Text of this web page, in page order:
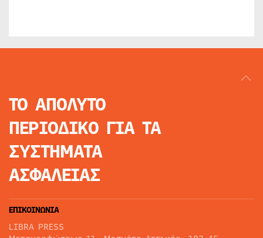
ΤΟ ΑΠΟΛΥΤΟ
ΠΕΡΙΟΔΙΚΟ ΓΙΑ ΤΑ
ΣΥΣΤΗΜΑΤΑ
ΑΣΦΑΛΕΙΑΣ
ΕΠΙΚΟΙΝΩΝΙΑ
LIBRA PRESS